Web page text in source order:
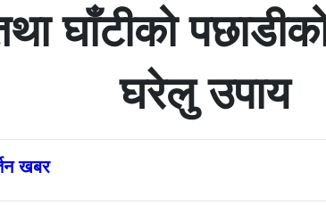
घाँटीको
घरेलु उपाय
खबर